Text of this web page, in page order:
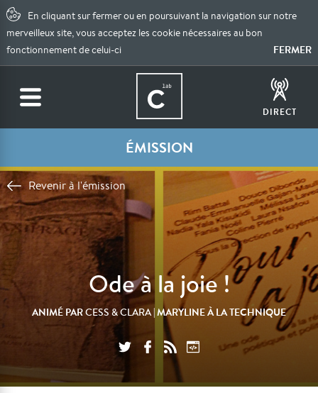
En cliquant sur fermer ou en poursuivant la navigation sur notre
merveilleux site, vous acceptez les cookie nécessaires au bon
fonctionnement de celui-ci
FERMER
DIRECT
ÉMISSION
Revenir à l'émission
Ode à la joie !
ANIMÉ PARCESS & CLARA| MARYLINE À LA TECHNIQUE